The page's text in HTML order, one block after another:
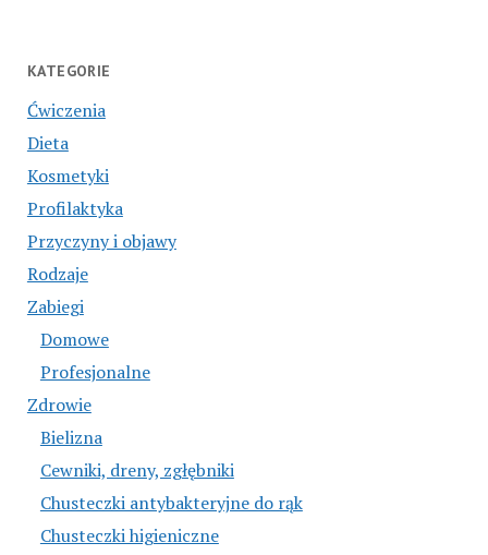
KATEGORIE
Ćwiczenia
Dieta
Kosmetyki
Profilaktyka
Przyczyny i objawy
Rodzaje
Zabiegi
Domowe
Profesjonalne
Zdrowie
Bielizna
Cewniki, dreny, zgłębniki
Chusteczki antybakteryjne do rąk
Chusteczki higieniczne